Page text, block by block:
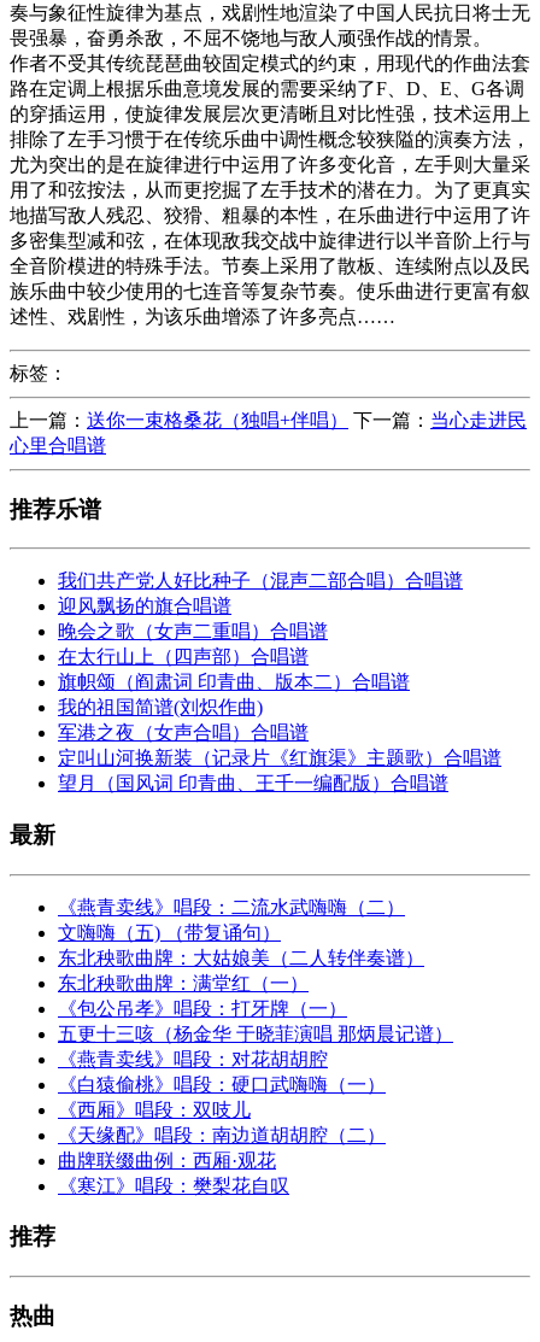
奏与象征性旋律为基点，戏剧性地渲染了中国人民抗日将士无
畏强暴，奋勇杀敌，不屈不饶地与敌人顽强作战的情景。
作者不受其传统琵琶曲较固定模式的约束，用现代的作曲法套
路在定调上根据乐曲意境发展的需要采纳了F、D、E、G各调
的穿插运用，使旋律发展层次更清晰且对比性强，技术运用上
排除了左手习惯于在传统乐曲中调性概念较狭隘的演奏方法，
尤为突出的是在旋律进行中运用了许多变化音，左手则大量采
用了和弦按法，从而更挖掘了左手技术的潜在力。为了更真实
地描写敌人残忍、狡猾、粗暴的本性，在乐曲进行中运用了许
多密集型减和弦，在体现敌我交战中旋律进行以半音阶上行与
全音阶模进的特殊手法。节奏上采用了散板、连续附点以及民
族乐曲中较少使用的七连音等复杂节奏。使乐曲进行更富有叙
述性、戏剧性，为该乐曲增添了许多亮点……
标签：
上一篇： 送你一束格桑花（独唱+伴唱） 下一篇： 当心走进民
心里合唱谱
推荐乐谱
我们共产党人好比种子（混声二部合唱）合唱谱
迎风飘扬的旗合唱谱
晚会之歌（女声二重唱）合唱谱
在太行山上（四声部）合唱谱
旗帜颂（阎肃词 印青曲、版本二）合唱谱
我的祖国简谱(刘炽作曲)
军港之夜（女声合唱）合唱谱
定叫山河换新装（记录片《红旗渠》主题歌）合唱谱
望月（国风词 印青曲、王千一编配版）合唱谱
最新
《燕青卖线》唱段：二流水武嗨嗨（二）
文嗨嗨（五) （带复诵句）
东北秧歌曲牌：大姑娘美（二人转伴奏谱）
东北秧歌曲牌：满堂红（一）
《包公吊孝》唱段：打牙牌（一）
五更十三咳（杨金华 于晓菲演唱 那炳晨记谱）
《燕青卖线》唱段：对花胡胡腔
《白猿偷桃》唱段：硬口武嗨嗨（一）
《西厢》唱段：双吱儿
《天缘配》唱段：南边道胡胡腔（二）
曲牌联缀曲例：西厢·观花
《寒江》唱段：樊梨花自叹
推荐
热曲